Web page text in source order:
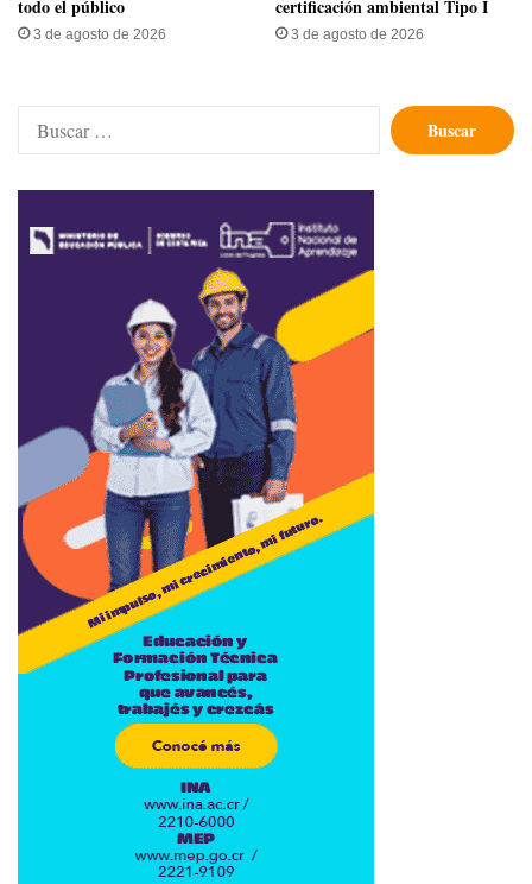
todo el público
3 de agosto de 2026
certificación ambiental Tipo I
3 de agosto de 2026
Buscar: